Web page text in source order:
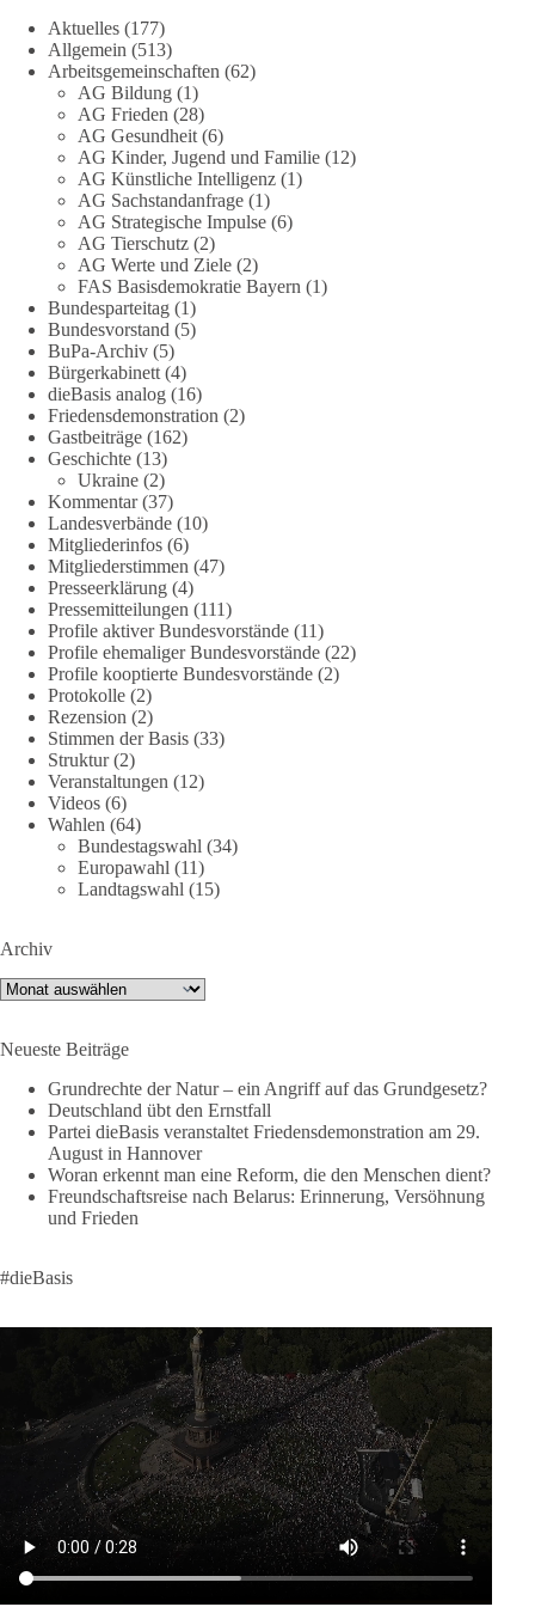
Stimmen der dieBasis – heute mit dem „Demokratie-Bestatter“
Die Energiewende ist bisher kein Erfolg, sondern ein teures,
ineffizientes Unterfangen. Dies belegt eine Auswertung der
NZZ, wonach die Energiewende den Strom nicht billiger,
sondern teurer gemacht hat.
Quelle:
https://www.nzz.ch/der-andere-blick/fehlschlag-
energiewende-warum-deutschland-trotz-rekordausbau-von-
wind-und-sonnenkraft-weniger-strom-erzeugt-ld.10006607
🟩🟩🟦🟦🟥🟥🟧🟧
„Wir brauchen dringend wettbewerbsfähige Energiepreise und
eine ideologiefreie Diskussion“, meint der Demokratie-
Bestatter.
Wie siehst du das?
🤝 Jetzt Politik für die Menschen mitgestalten:
https://diebasis.de/mitgliedschaft/
#dieBasis #energiewende #strompreise
40 7 Auf Facebook ansehen
DieBasis
2 Tage(n) zuvor
⚡️ NATO-Gipfel in Ankara: Kriegskonferenz statt
Friedensgipfel!?
Anfang Juli 2026 trafen sich 32 Bündnisstaaten sowie deren
Staats- und Regierungschefs zum NATO-Gipfel in der Türkei.
Verteidigungsbündnis der Welt und ein Garant für Sicherheit.
Die Gipfelerklärung liest sich jedoch wie ein Protokoll einer
Neue Milliardenhilfen für die Ukraine, neue Verpflichtungen
für Europa, gigantische Rüstungsdeals, Ausbau der
Verteidigungsindustrie, Modernisierung der Streitkräfte, ein
klares Bekenntnis zur militärischen Abschreckung und dazu
die Forderung, der Iran dürfe keine Kernwaffe besitzen.
Und wo war der Austausch über eine friedensorientierte
🟩🟩🟦🟦🟥🟥🟧🟧
dieBasis fordert als einzige Partei in Deutschland den Austritt
aus der NATO. Ein Gipfel, der mehr nach Rüstungsdeal als
nach Friedenspolitik klingt, wird niemals Sicherheit schaffen,
ob nun in Deutschland oder weltweit.
Quelle: https://www.tagesschau.de/ausland/asien/nato-
erklaerung-ankara-100.html
#dieBasis #NATO #Gipfeltreffen #Frieden #Sicherheit
Aktuelles (177)
Allgemein (513)
Arbeitsgemeinschaften (62)
AG Bildung (1)
AG Frieden (28)
AG Gesundheit (6)
AG Kinder, Jugend und Familie (12)
AG Künstliche Intelligenz (1)
AG Sachstandanfrage (1)
AG Strategische Impulse (6)
AG Tierschutz (2)
AG Werte und Ziele (2)
FAS Basisdemokratie Bayern (1)
Bundesparteitag (1)
Bundesvorstand (5)
BuPa-Archiv (5)
Bürgerkabinett (4)
dieBasis analog (16)
Friedensdemonstration (2)
Gastbeiträge (162)
Geschichte (13)
Ukraine (2)
Kommentar(37)
Landesverbände (10)
Mitgliederinfos (6)
Mitgliederstimmen (47)
Presseerklärung (4)
Pressemitteilungen (111)
Profile aktiver Bundesvorstände (11)
Profile ehemaliger Bundesvorstände (22)
Profile kooptierte Bundesvorstände (2)
Protokolle (2)
Rezension (2)
Stimmen der Basis (33)
Struktur(2)
Veranstaltungen (12)
Videos (6)
Wahlen (64)
Bundestagswahl (34)
Europawahl (11)
Landtagswahl (15)
Archiv
Archiv
Neueste Beiträge
Grundrechte der Natur – ein Angriff auf das Grundgesetz?
Deutschland übt den Ernstfall
Partei dieBasis veranstaltet Friedensdemonstration am 29.
August in Hannover
Woran erkennt man eine Reform, die den Menschen dient?
Freundschaftsreise nach Belarus: Erinnerung, Versöhnung
und Frieden
#dieBasis